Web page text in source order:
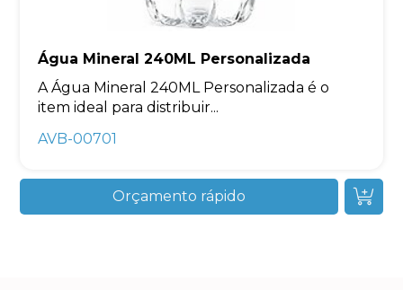
Água Mineral 240ML Personalizada
A Água Mineral 240ML Personalizada é o
item ideal para distribuir...
AVB-00701
Orçamento rápido